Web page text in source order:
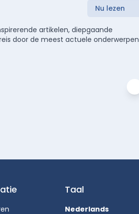
Nu lezen
artikelen, diepgaande
door de meest actuele onderwerpen
Taal
Nederlands